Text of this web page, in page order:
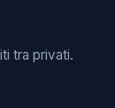
tra privati.